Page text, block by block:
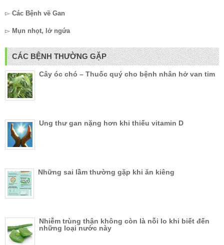
▻ Các Bệnh về Gan
▻ Mụn nhọt, lở ngứa
CÁC BỆNH THƯỜNG GẶP
Cây óc chó – Thuốc quý cho bệnh nhân hở van tim
Ung thư gan nặng hơn khi thiếu vitamin D
Những sai lầm thường gặp khi ăn kiêng
Nhiễm trùng thận không còn là nỗi lo khi biết đến
những loại nước này